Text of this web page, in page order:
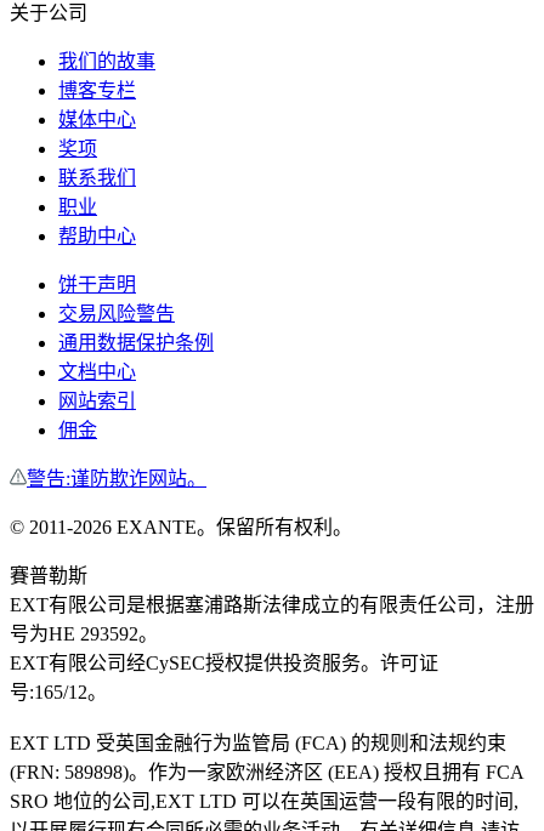
关于公司
我们的故事
博客专栏
媒体中心
奖项
联系我们
职业
帮助中心
饼干声明
交易风险警告
通用数据保护条例
文档中心
网站索引
佣金
警告:谨防欺诈网站。
© 2011-2026 EXANTE。保留所有权利。
賽普勒斯
EXT有限公司是根据塞浦路斯法律成立的有限责任公司，注册
号为HE 293592。
EXT有限公司经CySEC授权提供投资服务。许可证
号:165/12。
EXT LTD 受英国金融行为监管局 (FCA) 的规则和法规约束
(FRN: 589898)。作为一家欧洲经济区 (EEA) 授权且拥有 FCA
SRO 地位的公司,EXT LTD 可以在英国运营一段有限的时间,